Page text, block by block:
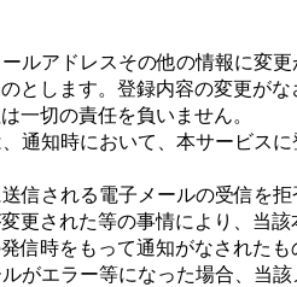
ルアドレスその他の情報に変
とします。登録内容の変更が
⼀切の責任を負いません。
通知時において、本サービス
信される電⼦メールの受信を
更された等の事情により、当
信時をもって通知がなされたも
がエラー等になった場合、当